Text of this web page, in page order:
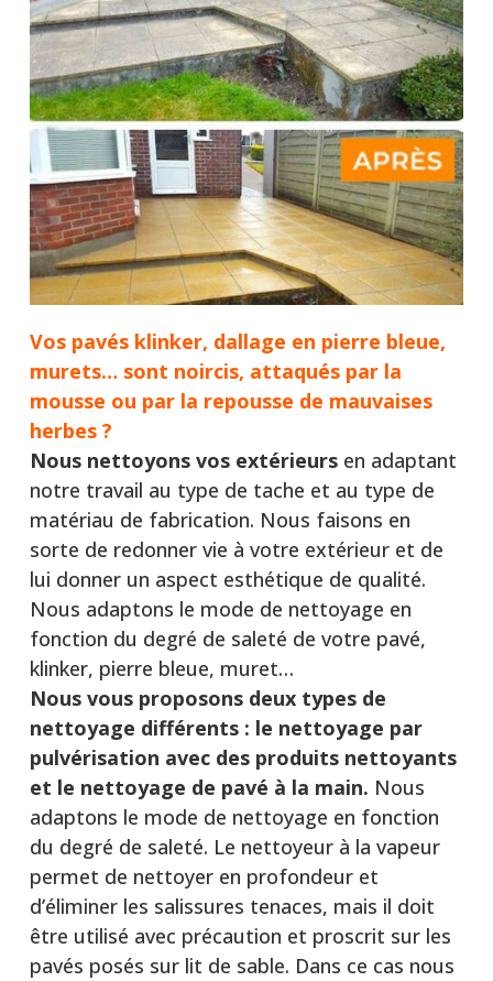
Vos pavés klinker, dallage en pierre bleue,
murets… sont noircis, attaqués par la
mousse ou par la repousse de mauvaises
herbes ?
Nous nettoyons vos extérieursen adaptant
notre travail au type de tache et au type de
matériau de fabrication. Nous faisons en
sorte de redonner vie à votre extérieur et de
lui donner un aspect esthétique de qualité.
Nous adaptons le mode de nettoyage en
fonction du degré de saleté de votre pavé,
klinker, pierre bleue, muret…
Nous vous proposons deux types de
nettoyage différents : le nettoyage par
pulvérisation avec des produits nettoyants
et le nettoyage de pavé à la main. Nous
adaptons le mode de nettoyage en fonction
du degré de saleté. Le nettoyeur à la vapeur
permet de nettoyer en profondeur et
d’éliminer les salissures tenaces, mais il doit
être utilisé avec précaution et proscrit sur les
pavés posés sur lit de sable. Dans ce cas nous